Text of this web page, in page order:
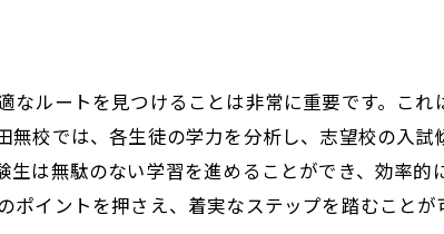
現論会の評価基準とその実績
成功を支えるバックアップ体制
田無町での長期的な教育ビジョン
大学受験の塾選びに迷ったら田無町の現論会で
なルートを見つけることは非常に重要です。こ
無校では、各生徒の学力を分析し、志望校の入
は無駄のない学習を進めることができ、効率
イントを押さえ、着実なステップを踏むことが